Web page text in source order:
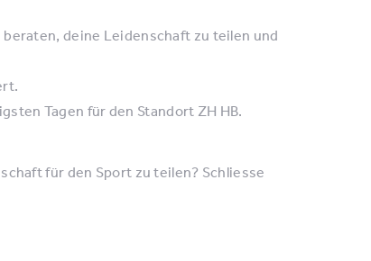
deine Leidenschaft zu teilen und
Tagen für den Standort ZH HB.
für den Sport zu teilen? Schliesse